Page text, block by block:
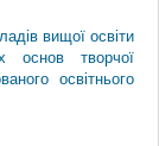
вищої освіти
основ творчої
освітнього